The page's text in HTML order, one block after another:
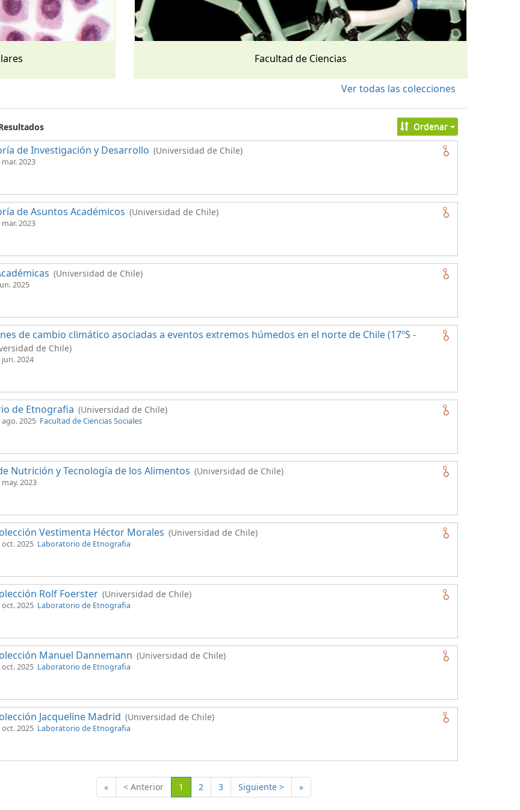
Facultad de Ciencias
Ver todas las colecciones
Ordenar
de Investigación y Desarrollo (Universidad de Chile)
mar. 2023
de Asuntos Académicos (Universidad de Chile)
mar. 2023
(Universidad de Chile)
2025
de cambio climático asociadas a eventos extremos húmedos en el norte de Chile (17ºS -
de Chile)
jun. 2024
de Etnografia (Universidad de Chile)
ago. 2025 Facultad de Ciencias Sociales
Nutrición y Tecnología de los Alimentos (Universidad de Chile)
may. 2023
Vestimenta Héctor Morales (Universidad de Chile)
oct. 2025 Laboratorio de Etnografia
Rolf Foerster (Universidad de Chile)
oct. 2025 Laboratorio de Etnografia
Manuel Dannemann (Universidad de Chile)
oct. 2025 Laboratorio de Etnografia
Jacqueline Madrid (Universidad de Chile)
oct. 2025 Laboratorio de Etnografia
« < Anterior 1 (Actual)
2 3 Siguiente > »